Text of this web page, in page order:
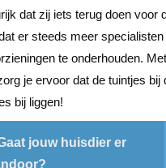
dat zij iets terug doen voor
er steeds meer
te onderhouden.
je ervoor dat de tuintjes bij
bij liggen!
jouw huisdier er